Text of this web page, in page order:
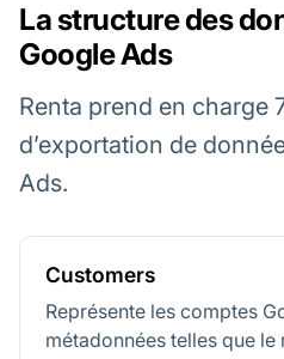
La structure des
Google Ads
Renta prend en charge
d’exportation de
Ads.
Customers
Représente les comptes
métadonnées telles que